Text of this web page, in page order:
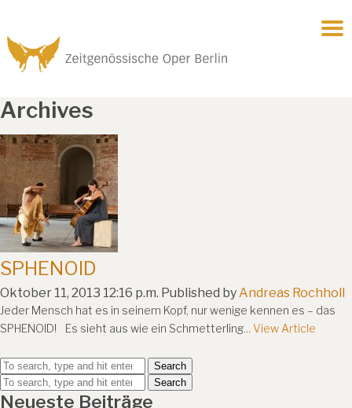
Archives
SPHENOID
Oktober 11, 2013 12:16 p.m. Published byAndreas Rochholl
Jeder Mensch hat es in seinem Kopf, nur wenige kennen es – das
SPHENOID! Es sieht aus wie ein Schmetterling... View Article
Search
Search
Neueste Beiträge